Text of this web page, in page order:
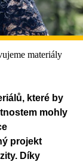
materiály
které by
mohly
projekt
Díky